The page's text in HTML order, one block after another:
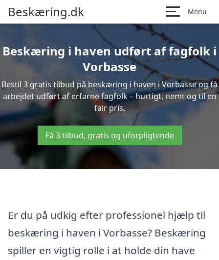
Beskæring.dk Menu
Beskæring i haven udført af fagfolk i
Vorbasse
Bestil 3 gratis tilbud på beskæring i haven i Vorbasse og få
arbejdet udført af erfarne fagfolk – hurtigt, nemt og til en
fair pris.
Få 3 tilbud, gratis og uforpligtende
Er du på udkig efter professionel hjælp til
beskæring i haven i Vorbasse? Beskæring
spiller en vigtig rolle i at holde din have